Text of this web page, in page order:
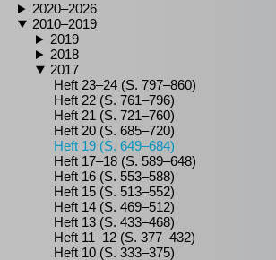
2020–2026
2010–2019
2019
2018
2017
Heft 23–24 (S. 797–860)
Heft 22 (S. 761–796)
Heft 21 (S. 721–760)
Heft 20 (S. 685–720)
Heft 19 (S. 649–684)
Heft 17–18 (S. 589–648)
Heft 16 (S. 553–588)
Heft 15 (S. 513–552)
Heft 14 (S. 469–512)
Heft 13 (S. 433–468)
Heft 11–12 (S. 377–432)
Heft 10 (S. 333–375)